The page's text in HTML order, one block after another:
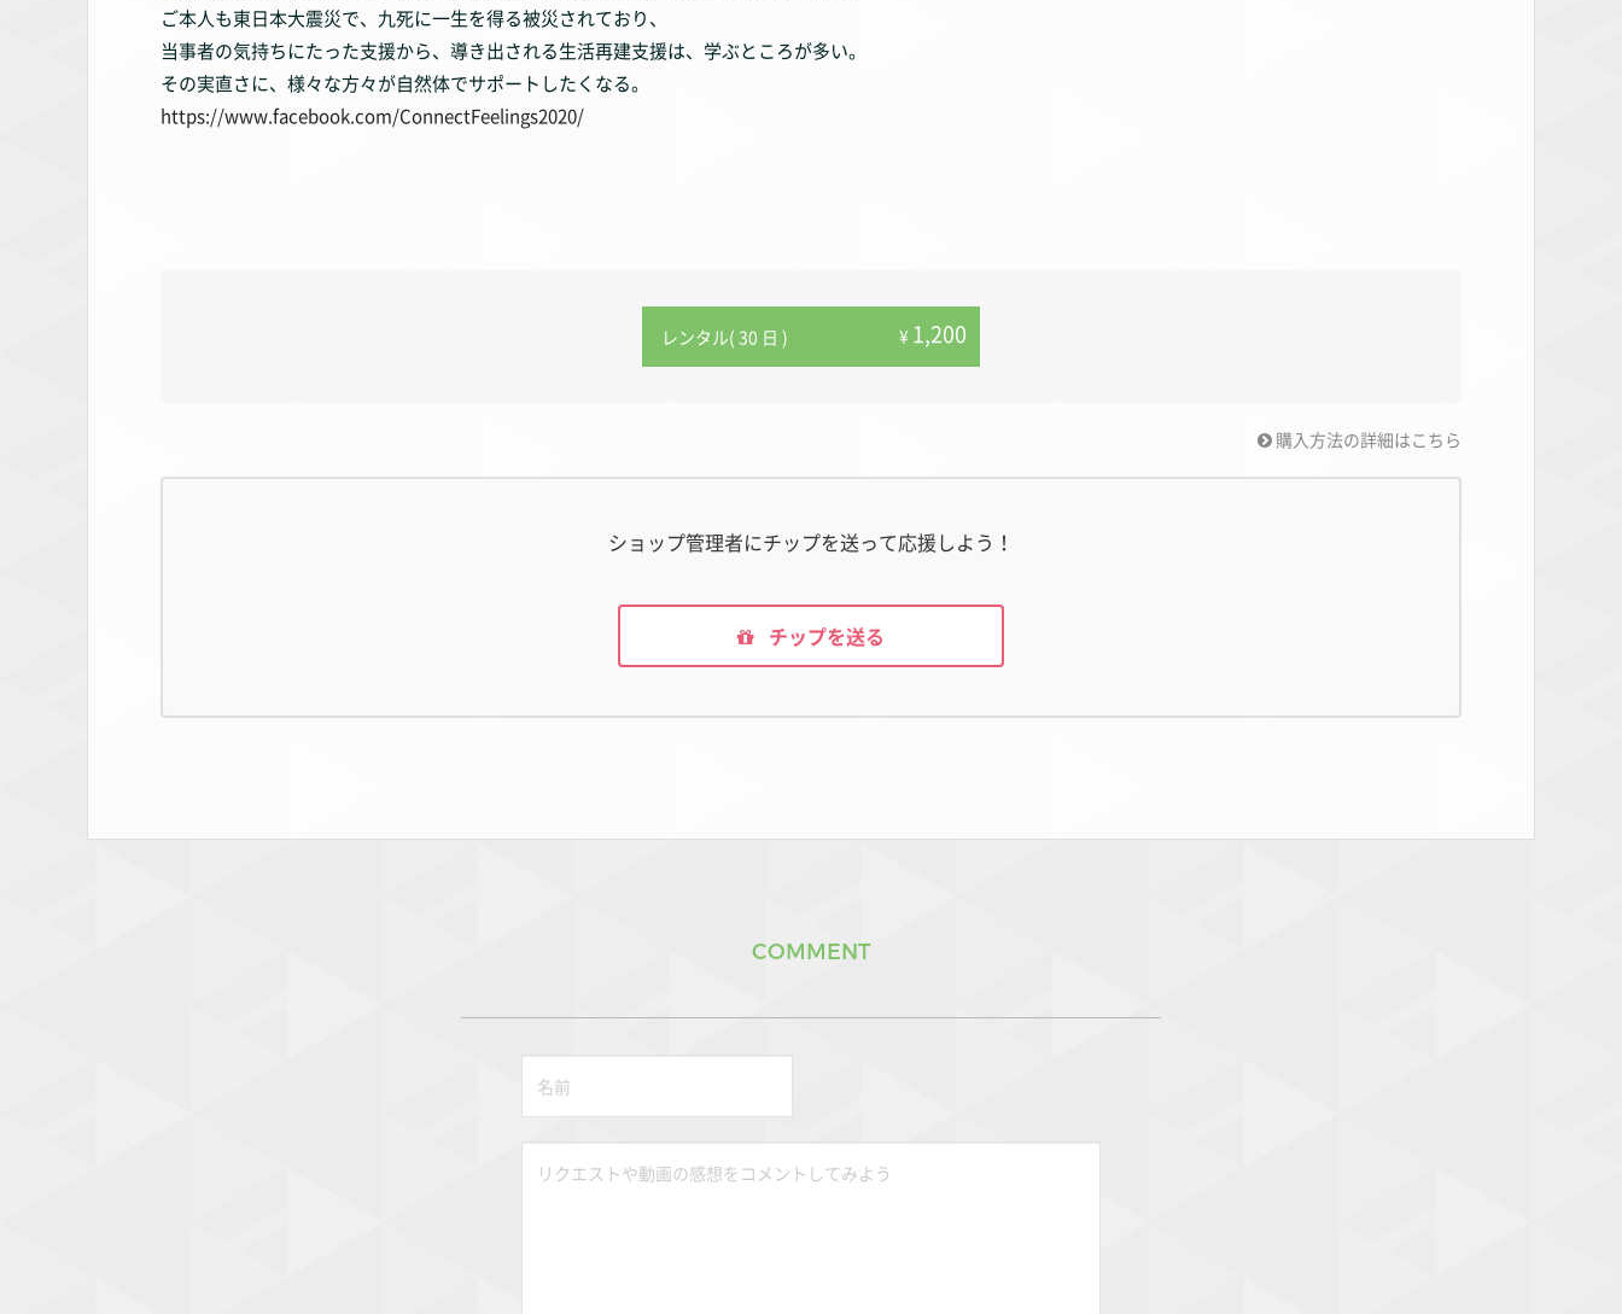
ご本人も東日本大震災で、九死に一生を得る被災されており、
当事者の気持ちにたった支援から、導き出される生活再建支援は、学ぶところが多い。
その実直さに、様々な方々が自然体でサポートしたくなる。
https://www.facebook.com/ConnectFeelings2020/
レンタル( 30 日 ) ¥ 1,200
購入方法の詳細はこちら
ショップ管理者にチップを送って応援しよう！
チップを送る
COMMENT